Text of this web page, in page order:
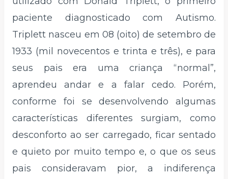
paciente diagnosticado com Autismo.
Triplett nasceu em 08 (oito) de setembro de
1933 (mil novecentos e trinta e três), e para
seus pais era uma criança “normal”,
aprendeu andar e a falar cedo. Porém,
conforme foi se desenvolvendo algumas
características diferentes surgiam, como
desconforto ao ser carregado, ficar sentado
e quieto por muito tempo e, o que os seus
pais consideravam pior, a indiferença